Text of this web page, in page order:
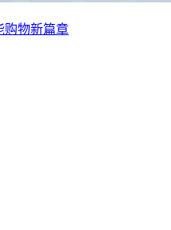
购物新篇章